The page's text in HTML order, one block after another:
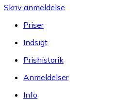
Skriv anmeldelse
Priser
Indsigt
Prishistorik
Anmeldelser
Info